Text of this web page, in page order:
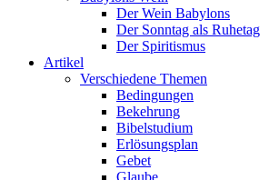
Der Wein Babylons
Der Sonntag als Ruhetag
Der Spiritismus
Artikel
Verschiedene Themen
Bedingungen
Bekehrung
Bibelstudium
Erlösungsplan
Gebet
Glaube